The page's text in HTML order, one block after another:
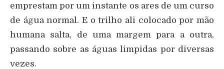
emprestam por um instante os ares de um curso
de água normal. E o trilho ali colocado por mão
humana salta, de uma margem para a outra,
passando sobre as águas limpidas por diversas
vezes.